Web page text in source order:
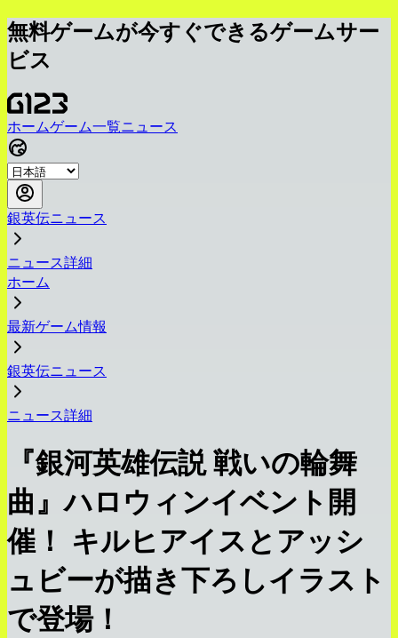
無料ゲームが今すぐできるゲームサー
ビス
ホームゲーム一覧ニュース
銀英伝ニュース
ニュース詳細
ホーム
最新ゲーム情報
銀英伝ニュース
ニュース詳細
『銀河英雄伝説 戦いの輪舞
曲』ハロウィンイベント開
催！ キルヒアイスとアッシ
ュビーが描き下ろしイラスト
で登場！